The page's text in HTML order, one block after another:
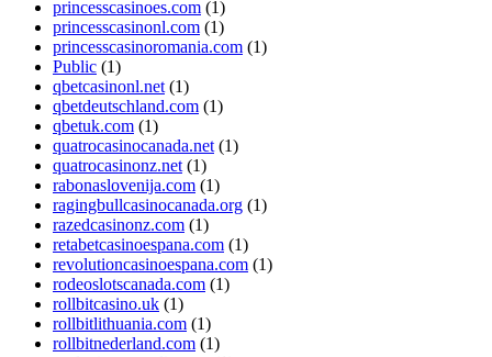
princesscasinoes.com (1)
princesscasinonl.com (1)
princesscasinoromania.com (1)
Public (1)
qbetcasinonl.net (1)
qbetdeutschland.com (1)
qbetuk.com (1)
quatrocasinocanada.net (1)
quatrocasinonz.net (1)
rabonaslovenija.com (1)
ragingbullcasinocanada.org (1)
razedcasinonz.com (1)
retabetcasinoespana.com (1)
revolutioncasinoespana.com (1)
rodeoslotscanada.com (1)
rollbitcasino.uk (1)
rollbitlithuania.com (1)
rollbitnederland.com (1)